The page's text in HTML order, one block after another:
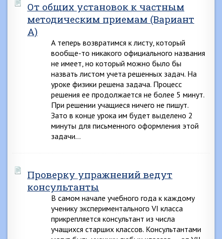
От общих установок к частным
методическим приемам (Вариант
А)
А теперь возвратимся к листу, который
вообще-то никакого официального названия
не имеет, но который можно было бы
назвать листом учета решенных задач. На
уроке физики решена задача. Процесс
решения ее продолжается не более 5 минут.
При решении учащиеся ничего не пишут.
Зато в конце урока им будет выделено 2
минуты для письменного оформления этой
задачи…
Проверку упражнений ведут
консультанты
В самом начале учебного года к каждому
ученику экспериментального VI класса
прикрепляется консультант из числа
учащихся старших классов. Консультантами